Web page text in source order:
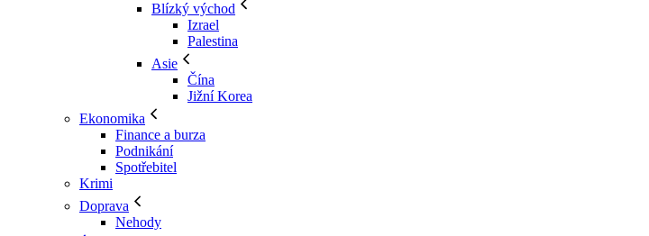
Blízký východ
Izrael
Palestina
Asie
Čína
Jižní Korea
Ekonomika
Finance a burza
Podnikání
Spotřebitel
Krimi
Doprava
Nehody